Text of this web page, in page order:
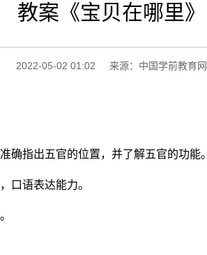
教案《宝贝在哪里》
2022-05-02 01:02 来源：中国学前教育网
指出五官的位置，并了解五官的功能。
语表达能力。